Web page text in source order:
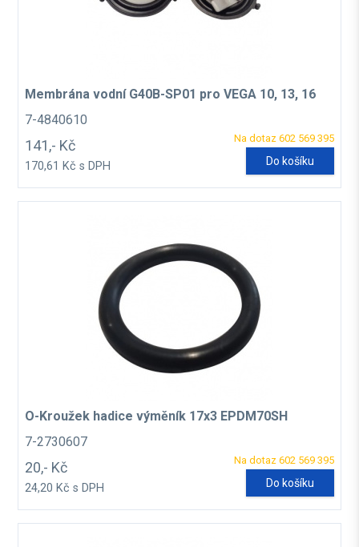
Membrána vodní G40B-SP01 pro VEGA 10, 13, 16
7-4840610
Na dotaz 602 569 395
141,- Kč
170,61 Kč s DPH Do košíku
O-Kroužek hadice výměník 17x3 EPDM70SH
7-2730607
Na dotaz 602 569 395
20,- Kč
24,20 Kč s DPH Do košíku